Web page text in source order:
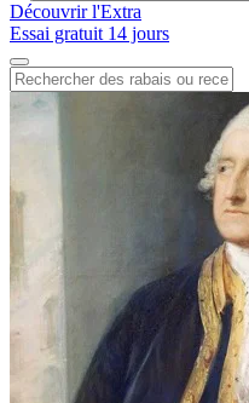
Découvrir l'Extra
Essai gratuit 14 jours